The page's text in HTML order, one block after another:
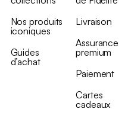
Nos produits
iconiques
Guides
d’achat
Livraison
Assurance
premium
Paiement
Cartes
cadeaux